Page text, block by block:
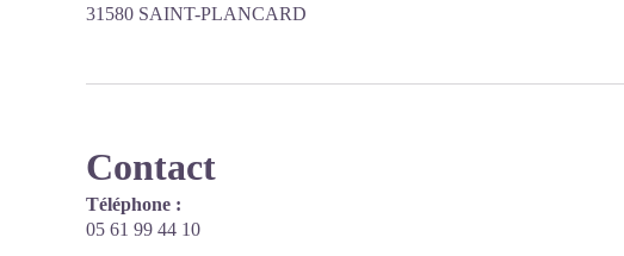
31580 SAINT-PLANCARD
Contact
Téléphone :
05 61 99 44 10